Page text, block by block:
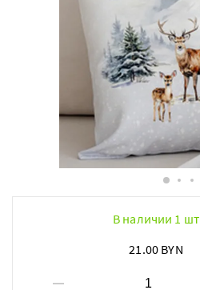
В наличии 1 шт
21.00 BYN